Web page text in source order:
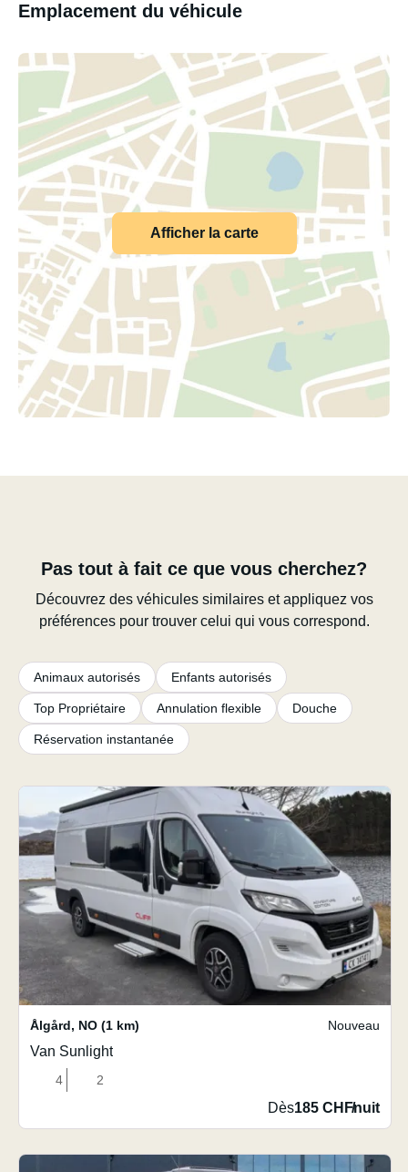
Emplacement du véhicule
Afficher la carte
Pas tout à fait ce que vous cherchez?
Découvrez des véhicules similaires et appliquez vos
préférences pour trouver celui qui vous correspond.
Animaux autorisés Enfants autorisés
Top Propriétaire Annulation flexible Douche
Réservation instantanée
Ålgård, NO (1 km) Nouveau
Van Sunlight
4 2
Dès185 CHF/nuit